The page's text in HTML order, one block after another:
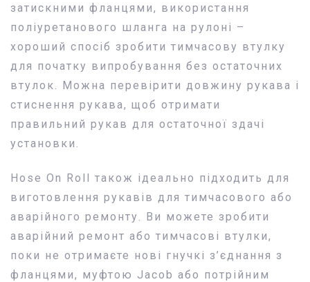
затискними фланцями, використання
поліуретанового шланга на рулоні –
хороший спосіб зробити тимчасову втулку
для початку випробування без остаточних
втулок. Можна перевірити довжину рукава і
стиснення рукава, щоб отримати
правильний рукав для остаточної здачі
установки.
Hose On Roll також ідеально підходить для
виготовлення рукавів для тимчасового або
аварійного ремонту. Ви можете зробити
аварійний ремонт або тимчасові втулки,
поки не отримаєте нові гнучкі з’єднання з
фланцями, муфтою Jacob або потрійним